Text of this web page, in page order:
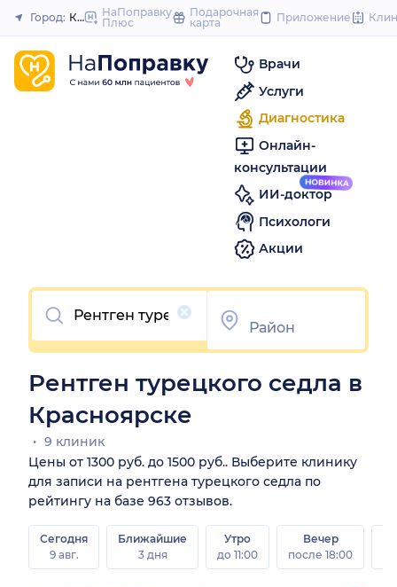
to
Закрыть
Город: КрасноярскНаПоправку
Плюс
Подарочная
карта
Приложение
Врачи
Услуги
Диагностика
Онлайн-
консультации
ИИ-доктор
Психологи
Акции
Очистить
Рентген турецкого седла в
Красноярске
9 клиник
Цены от 1300 руб. до 1500 руб.. Выберите клинику
для записи на рентгена турецкого седла по
рейтингу на базе 963 отзывов.
Сегодня
9 авг.
Ближайшие
3 дня
Утро
до 11:00
Вечер
после 18:00